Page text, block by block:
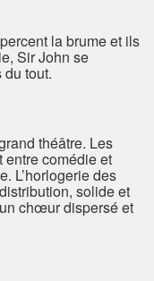
la brume et ils
Sir John se
du tout.
théâtre. Les
entre comédie et
L’horlogerie des
solide et
chœur dispersé et